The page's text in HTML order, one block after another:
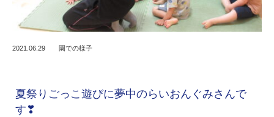
2021.06.29 園での様子
夏祭りごっこ遊びに夢中のらいおんぐみさんで
す❣